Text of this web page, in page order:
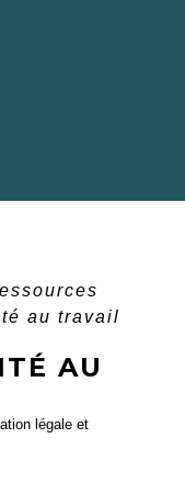
au travail
AU
légale et